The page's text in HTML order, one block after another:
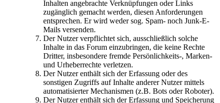
Inhalten angebrachte Verknüpfungen oder Links
zugänglich gemacht werden, diesen Anforderungen
entsprechen. Er wird weder sog. Spam- noch Junk-E-
Mails versenden.
Der Nutzer verpflichtet sich, ausschließlich solche
Inhalte in das Forum einzubringen, die keine Rechte
Dritter, insbesondere fremde Persönlichkeits-, Marken-
und Urheberrechte verletzen.
Der Nutzer enthält sich der Erfassung oder des
sonstigen Zugriffs auf Inhalte anderer Nutzer mittels
automatisierter Mechanismen (z.B. Bots oder Roboter).
Der Nutzer enthält sich der Erfassung und Speicherung